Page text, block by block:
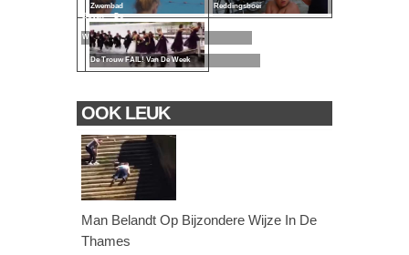
Zwembad Reddingsboei
Boven De
Waddenzee
De Trouw FAIL! Van De Week
OOK LEUK
Man Belandt Op Bijzondere Wijze In De
Thames